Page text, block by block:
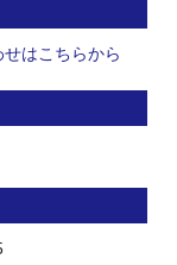
せはこちらから